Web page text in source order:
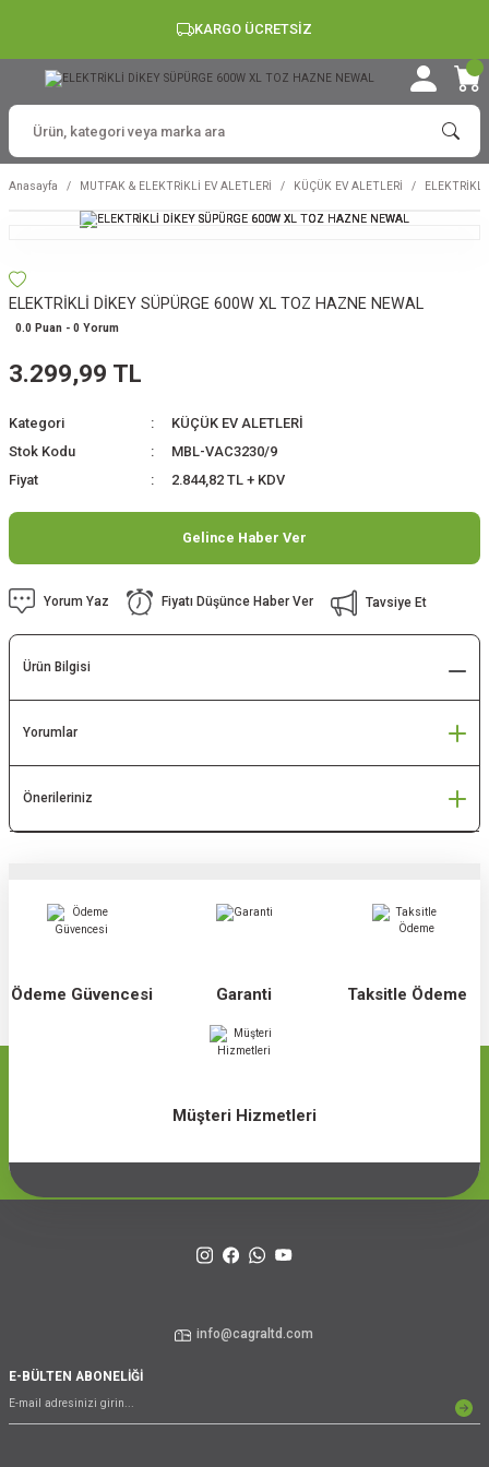
KARGO ÜCRETSİZ
Anasayfa MUTFAK & ELEKTRİKLİ EV ALETLERİ KÜÇÜK EV ALETLERİ
ELEKTRİKLİ DİKEY SÜPÜRGE 600W XL TOZ HAZNE NEWAL
0.0 Puan - 0 Yorum
3.299,99 TL
Kategori
KÜÇÜK EV ALETLERİ
Stok Kodu
MBL-VAC3230/9
Fiyat
2.844,82 TL + KDV
Gelince Haber Ver
Yorum Yaz Fiyatı Düşünce Haber Ver Tavsiye Et
Ürün Bilgisi
Yorumlar
Önerileriniz
Ödeme Güvencesi Garanti Taksitle Ödeme
Müşteri Hizmetleri
info@cagraltd.com
E-BÜLTEN ABONELİĞİ